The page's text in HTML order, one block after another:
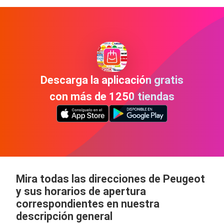
Descarga la aplicación gratis
con más de 1250 tiendas
Mira todas las direcciones de Peugeot
y sus horarios de apertura
correspondientes en nuestra
descripción general